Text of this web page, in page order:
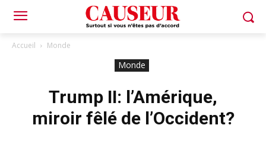
Accueil Monde
Monde
Trump II: l’Amérique,
miroir fêlé de l’Occident?